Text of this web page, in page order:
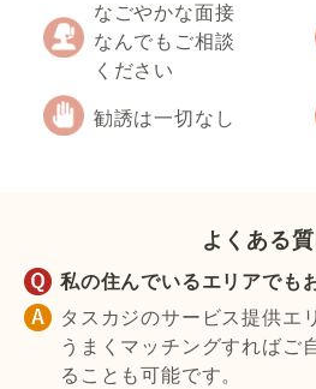
なごやかな面接
なんでもご相談
ください
勧誘は一切なし
よくある
私の住んでいるエリアでも
タスカジのサービス提供エ
うまくマッチングすればご
ることも可能です。